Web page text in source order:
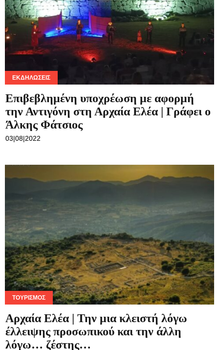
03|08|2022
ΤΟΥΡΙΣΜΌΣ
Αρχαία Ελέα | Την μια κλειστή λόγω
έλλειψης προσωπικού και την άλλη
λόγω… ζέστης…
26|07|2022